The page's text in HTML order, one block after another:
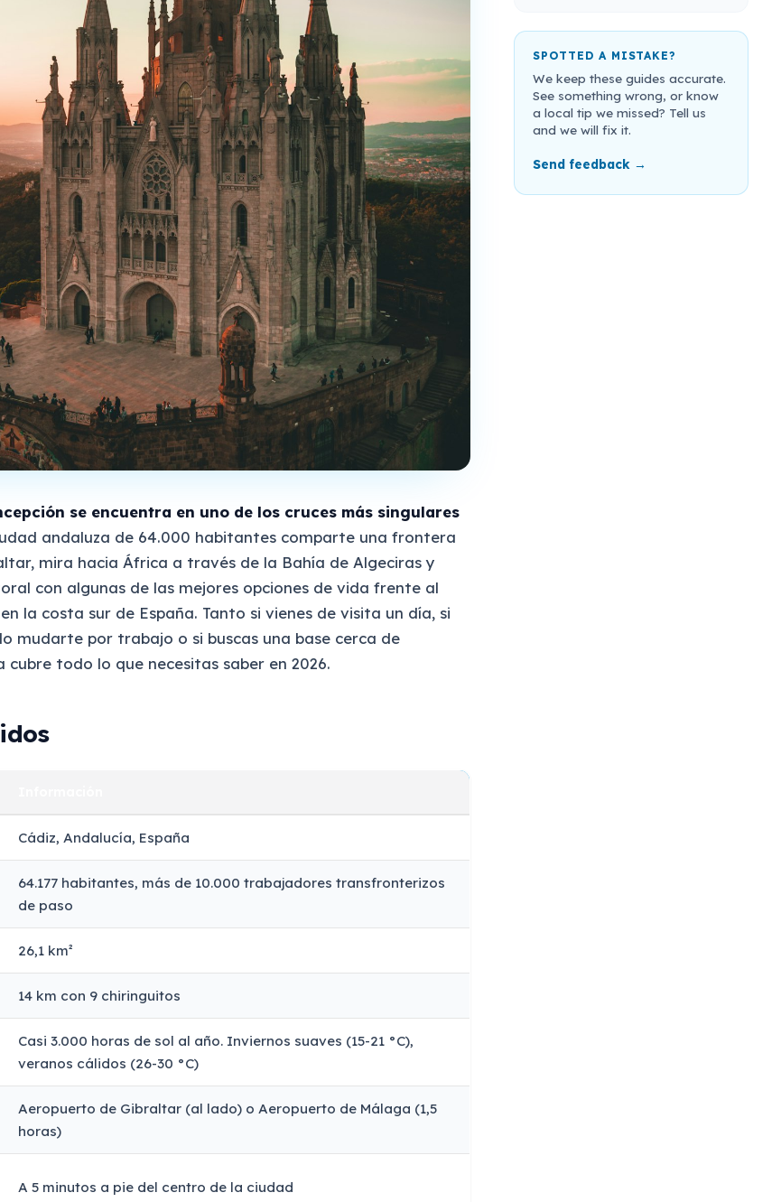
se encuentra en uno de los cruces más singulares
andaluza de 64.000 habitantes comparte una frontera
mira hacia África a través de la Bahía de Algeciras y
con algunas de las mejores opciones de vida frente al
la costa sur de España. Tanto si vienes de visita un día, si
mudarte por trabajo o si buscas una base cerca de
cubre todo lo que necesitas saber en 2026.
Cádiz, Andalucía, España
64.177 habitantes, más de 10.000 trabajadores transfronterizos
de paso
26,1 km²
14 km con 9 chiringuitos
Casi 3.000 horas de sol al año. Inviernos suaves (15-21 °C),
veranos cálidos (26-30 °C)
Aeropuerto de Gibraltar (al lado) o Aeropuerto de Málaga (1,5
horas)
A 5 minutos a pie del centro de la ciudad
SPOTTED A MISTAKE?
We keep these guides accurate.
See something wrong, or know
a local tip we missed? Tell us
and we will fix it.
Send feedback →